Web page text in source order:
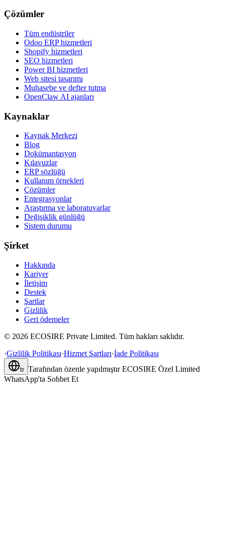
Çözümler
Tüm endüstriler
Odoo ERP hizmetleri
Shopify hizmetleri
SEO hizmetleri
Power BI hizmetleri
Web sitesi tasarımı
Muhasebe ve defter tutma
OpenClaw AI ajanları
Kaynaklar
Kaynak Merkezi
Blog
Dokümantasyon
Kılavuzlar
ERP sözlüğü
Kullanım örnekleri
Çözümler
Entegrasyonlar
Araştırma ve laboratuvarlar
Değişiklik günlüğü
Sistem durumu
Şirket
Hakkında
Kariyer
İletişim
Destek
Şartlar
Gizlilik
Geri ödemeler
© 2026 ECOSIRE Private Limited. Tüm hakları saklıdır.
·Gizlilik Politikası·Hizmet Şartları·İade Politikası
tr Tarafından özenle yapılmıştır ECOSIRE Özel Limited
WhatsApp'ta Sohbet Et